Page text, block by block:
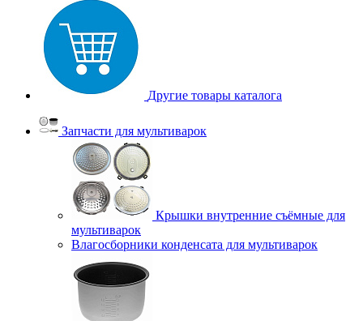
Другие товары каталога
Запчасти для мультиварок
Крышки внутренние съёмные для
мультиварок
Влагосборники конденсата для мультиварок